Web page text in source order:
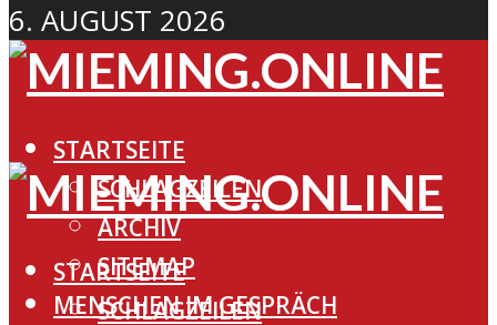
6. AUGUST 2026
STARTSEITE
SCHLAGZEILEN
ARCHIV
SITEMAP
MENSCHEN IM GESPRÄCH
STARTSEITE
SCHLAGZEILEN